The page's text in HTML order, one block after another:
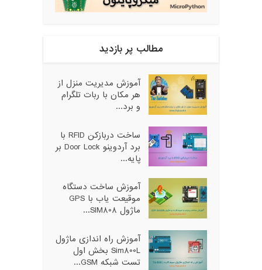
مطالب پر بازدید
آموزش مدیریت منزل از
هر مکان با ربات تلگرام
و برد...
ساخت دربازکن RFID با
برد آردوینو Door Lock بر
پایه...
آموزش ساخت دستگاه
موقیعت یاب با GPS
ماژول SIM808...
آموزش راه اندازی ماژول
Sim800L بخش اول
تست شبکه GSM...